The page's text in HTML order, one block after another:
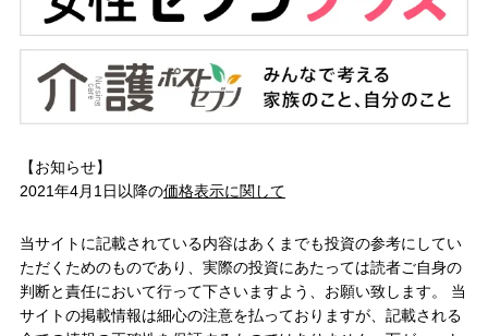
【お知らせ】
2021年4月1日以降の価格表示に関して
当サイトに記載されている内容はあくまでも投資の参考にしてい
ただくためのものであり、実際の投資にあたっては読者ご自身の
判断と責任において行って下さいますよう、お願い致します。 当
サイトの掲載情報は細心の注意を払っておりますが、記載される